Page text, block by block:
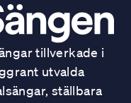
tillverkade i
utvalda
ställbara